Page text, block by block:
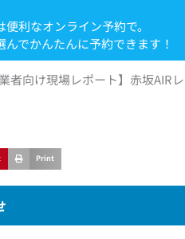
利なオンライン予約で。
でかんたんに予約できます！
業者向け現場レポート】赤坂AIR
Print